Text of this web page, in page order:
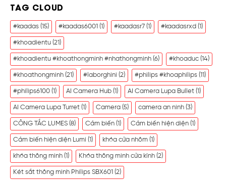
TAG CLOUD
#kaadas (15) #kaadas6001 (1) #kaadasr7 (1) #kaadasrxd (1)
#khoadientu (21)
#khoadientu #khoathongminh #nhathongminh (6) #khoaduc (14)
#khoathongminh (21) #laborghini (2) #philips #khoaphilips (11)
#philips6100 (1) AI Camera Hub (1) AI Camera Lupa Bullet (1)
AI Camera Lupa Turret (1) Camera (5) camera an ninh (3)
CÔNG TẮC LUMES (8) Cảm biến (1) Cảm biến hiện diện (1)
Cảm biến hiện diện Lumi (1) khóa cửa nhôm (1)
khóa thông minh (1) Khóa thông minh cửa kính (2)
Két sắt thông minh Philips SBX601 (2)